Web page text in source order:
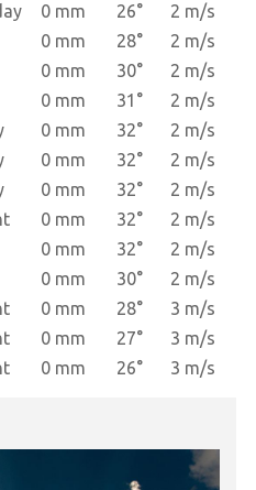
0 mm 26°
2 m/s
0 mm 28°
2 m/s
0 mm 30°
2 m/s
0 mm 31°
2 m/s
0 mm 32°
2 m/s
0 mm 32°
2 m/s
0 mm 32°
2 m/s
0 mm 32°
2 m/s
0 mm 32°
2 m/s
0 mm 30°
2 m/s
0 mm 28°
3 m/s
0 mm 27°
3 m/s
0 mm 26° 3 m/s